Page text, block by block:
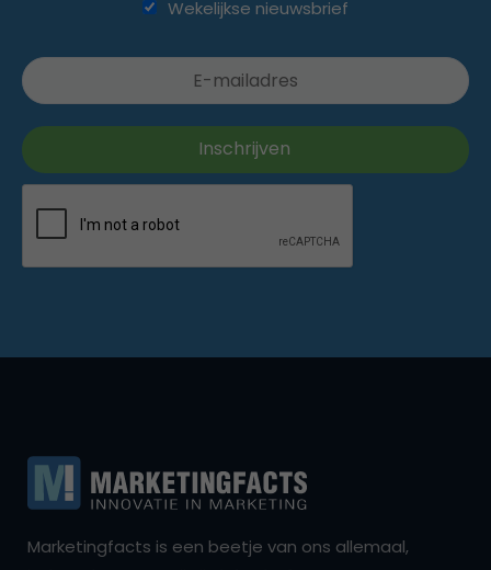
Wekelijkse nieuwsbrief
Marketingfacts is een beetje van ons allemaal,